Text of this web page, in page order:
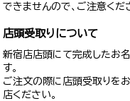
できませんので、ご注意くだ
店頭受取りについて
新宿店店頭にて完成したお
す。
ご注文の際に店頭受取りを
店ください。